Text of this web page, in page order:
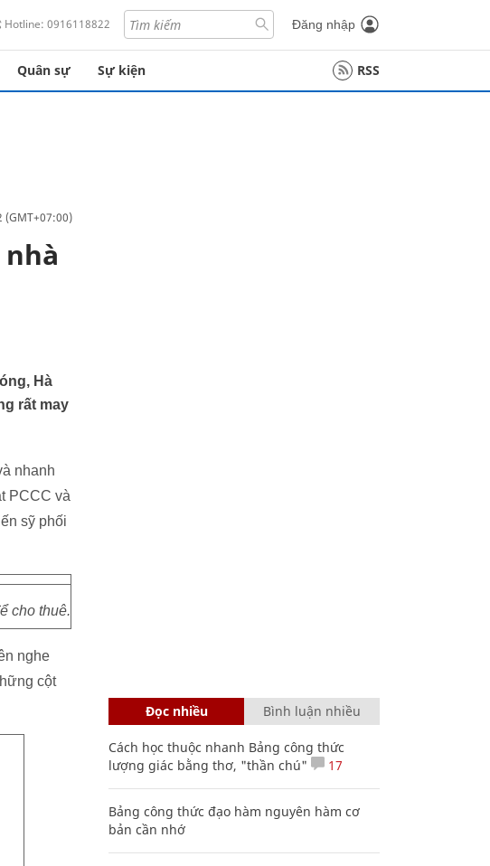
Hotline: 0916118822 Đăng nhập
Quân sự Sự kiện RSS
Hà
rất may
nhanh
PCCC và
sỹ phối
cho thuê.
nghe
cột
Đọc nhiều Bình luận nhiều
Cách học thuộc nhanh Bảng công thức
lượng giác bằng thơ, "thần chú"
17
Bảng công thức đạo hàm nguyên hàm cơ
bản cần nhớ